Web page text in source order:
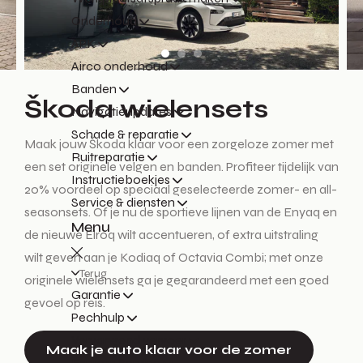
Onderhoud
APK
Airco onderhoud
Banden
Navigatieupdates
Schade & reparatie
Ruitreparatie
Instructieboekjes
Service & diensten
Menu
Terug
Garantie
Pechhulp
Škoda wielensets
Maak jouw Škoda klaar voor een zorgeloze zomer met
een set originele velgen en banden. Profiteer tijdelijk van
20% voordeel op speciaal geselecteerde zomer- en all-
seasonsets. Of je nu de sportieve lijnen van de Enyaq en
de nieuwe Elroq wilt accentueren, of extra uitstraling
wilt geven aan je Kodiaq of Octavia Combi; met onze
originele wielensets ga je gegarandeerd met een goed
gevoel op reis.
Maak je auto klaar voor de zomer